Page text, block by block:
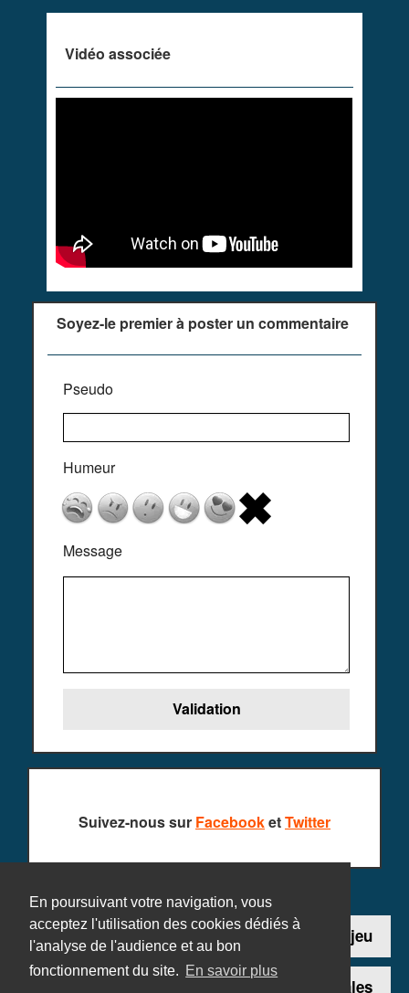
En poursuivant votre navigation, vous
acceptez l'utilisation des cookies dédiés à
l'analyse de l'audience et au bon
fonctionnement du site. En savoir plus
Vidéo associée
Soyez-le premier à poster un commentaire
Pseudo
Humeur
Message
Suivez-nous sur FacebooketTwitter
Contact Ajouter un jeu
Mentions légales